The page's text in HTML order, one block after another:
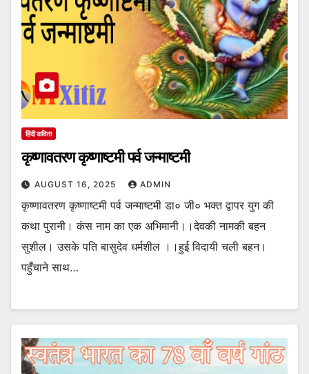
हिंदी कविता
कृष्णावतरण कृष्णाष्टमी पर्व जन्माष्टमी
AUGUST 16, 2025 ADMIN
कृष्णावतरण कृष्णाष्टमी पर्व जन्माष्टमी डा० जी० भक्त द्वापर युग की
कथा पुरानी। कंस नाम का एक अभिमानी।।देवकी नामकी बहन
सुशील। उसके पति बासुदेव धर्मशील ।।हुई विदायी चली बहन।
पहुँचाने साथ…